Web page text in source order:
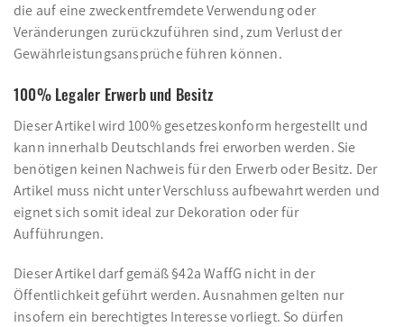
die auf eine zweckentfremdete Verwendung oder
Veränderungen zurückzuführen sind, zum Verlust der
Gewährleistungsansprüche führen können.
100% Legaler Erwerb und Besitz
Dieser Artikel wird 100% gesetzeskonform hergestellt und
kann innerhalb Deutschlands frei erworben werden. Sie
benötigen keinen Nachweis für den Erwerb oder Besitz. Der
Artikel muss nicht unter Verschluss aufbewahrt werden und
eignet sich somit ideal zur Dekoration oder für
Aufführungen.
Dieser Artikel darf gemäß §42a WaffG nicht in der
Öffentlichkeit geführt werden. Ausnahmen gelten nur
insofern ein berechtigtes Interesse vorliegt. So dürfen